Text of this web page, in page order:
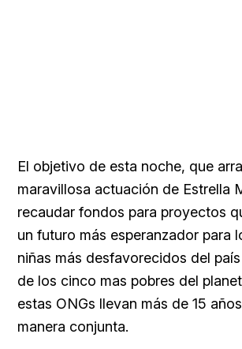
El objetivo de esta noche, que
maravillosa actuación de Estrella
recaudar fondos para proyectos
un futuro más esperanzador para
niñas más desfavorecidos del
de los cinco mas pobres del
estas ONGs llevan más de 15
manera conjunta.